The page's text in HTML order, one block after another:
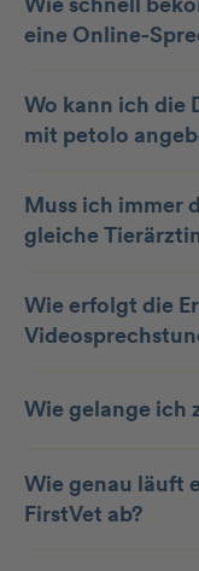
Wie schnell
eine Online-
Wo kann ich die
mit petolo
Muss ich immer
gleiche
Wie erfolgt die
Wie gelange ich
Wie genau läuft
FirstVet ab?